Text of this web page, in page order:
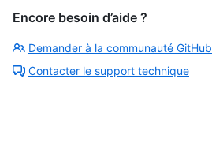
Encore besoin d’aide ?
Demander à la communauté GitHub
Contacter le support technique